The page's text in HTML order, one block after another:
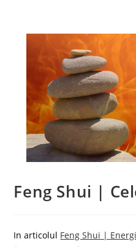
Feng Shui |
In articolul Feng Shui |